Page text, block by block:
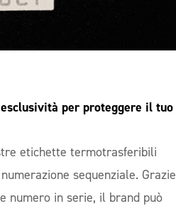
per proteggere il tuo
etichette termotrasferibili
sequenziale. Grazie
numero in serie, il brand può